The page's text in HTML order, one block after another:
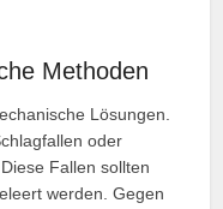
Methoden
Lösungen.
oder
Fallen sollten
werden. Gegen